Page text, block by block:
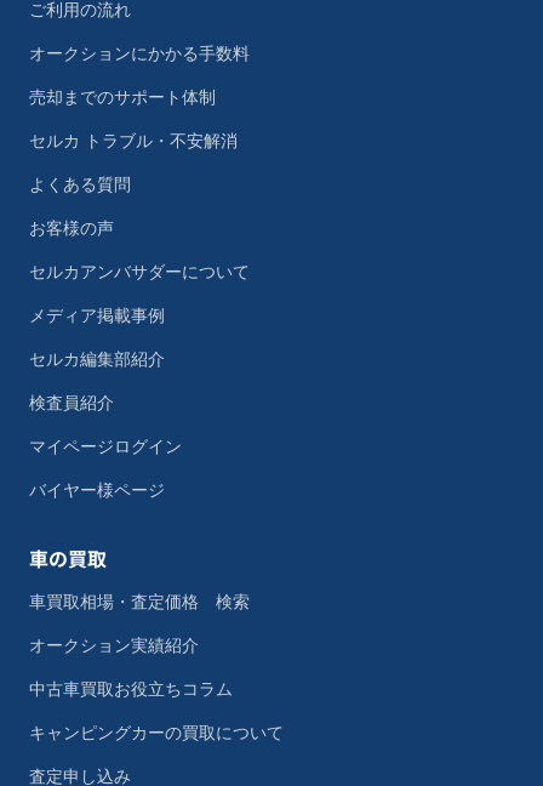
ご利用の流れ
オークションにかかる手数料
売却までのサポート体制
セルカ トラブル・不安解消
よくある質問
お客様の声
セルカアンバサダーについて
メディア掲載事例
セルカ編集部紹介
検査員紹介
マイページログイン
バイヤー様ページ
車の買取
車買取相場・査定価格 検索
オークション実績紹介
中古車買取お役立ちコラム
キャンピングカーの買取について
査定申し込み